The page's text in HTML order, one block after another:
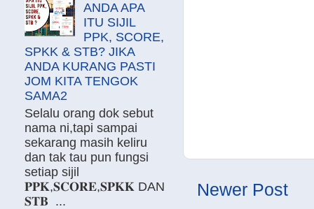
Newer Post
ANDA APA
ITU SIJIL
PPK, SCORE,
SPKK & STB? JIKA
ANDA KURANG PASTI
JOM KITA TENGOK
SAMA2
Selalu orang dok sebut
nama ni,tapi sampai
sekarang masih keliru
dan tak tau pun fungsi
setiap sijil
𝐏𝐏𝐊,𝐒𝐂𝐎𝐑𝐄,𝐒𝐏𝐊𝐊 DAN
𝐒𝐓𝐁 ...